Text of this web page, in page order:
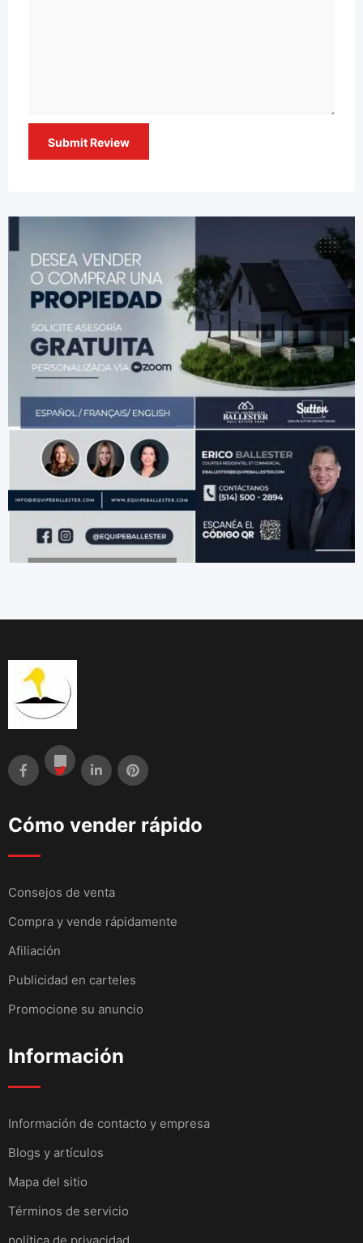
Cómo vender rápido
Consejos de venta
Compra y vende rápidamente
Afiliación
Publicidad en carteles
Promocione su anuncio
Información
Información de contacto y empresa
Blogs y artículos
Mapa del sitio
Términos de servicio